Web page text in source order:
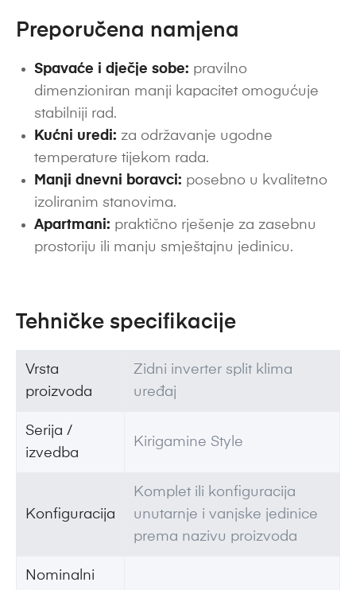
Preporučena namjena
Spavaće i dječje sobe: pravilno
dimenzioniran manji kapacitet omogućuje
stabilniji rad.
Kućni uredi: za održavanje ugodne
temperature tijekom rada.
Manji dnevni boravci: posebno u kvalitetno
izoliranim stanovima.
Apartmani: praktično rješenje za zasebnu
prostoriju ili manju smještajnu jedinicu.
Tehničke specifikacije
Vrsta
proizvoda
Zidni inverter split klima
uređaj
Serija /
izvedba
Kirigamine Style
Konfiguracija
Komplet ili konfiguracija
unutarnje i vanjske jedinice
prema nazivu proizvoda
Nominalni